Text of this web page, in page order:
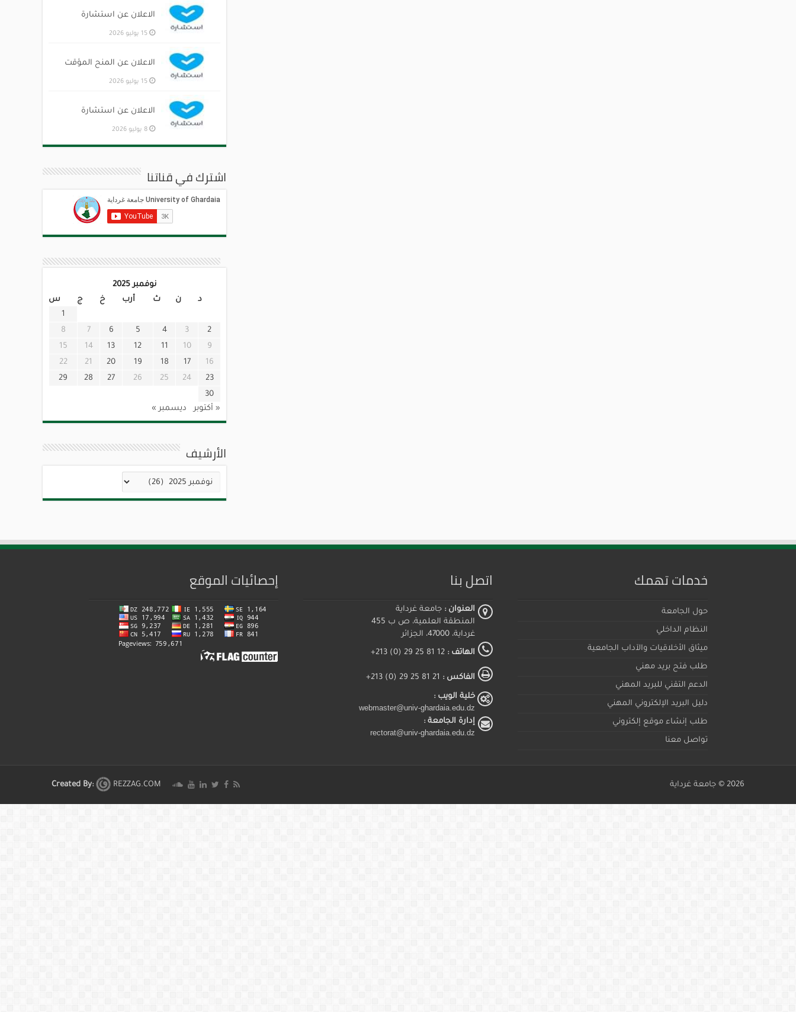
الاعلان عن استشارة
15 يوليو 2026
الاعلان عن المنح المؤقت
15 يوليو 2026
الاعلان عن استشارة
8 يوليو 2026
اشترك في قناتنا
نوفمبر 2025
د
ن ث أرب خ ج
س
1
2
3
4
5
6
7
8
9
10
11
12
13
14
15
16
17
18
19
20
21
22
23
24
25
26
27
28
29
30
« أكتوبر
ديسمبر »
الأرشيف
الأرشيف
خدمات تهمك
حول الجامعة
النظام الداخلي
ميثاق اﻷخلاقيات والآداب الجامعية
طلب فتح بريد مهني
الدعم التقني للبريد المهني
دليل البريد الإلكتروني المهني
طلب إنشاء موقع إلكتروني
تواصل معنا
اتصل بنا
العنوان : جامعة غرداية
المنطقة العلمية، ص ب 455
غرداية، 47000، الجزائر
الهاتف :
الفاكس :
خلية الويب :
webmaster@univ-ghardaia.edu.dz
إدارة الجامعة :
rectorat@univ-ghardaia.edu.dz
إحصائيات الموقع
Created By: REZZAG.COM 2026 © جامعة غرداية